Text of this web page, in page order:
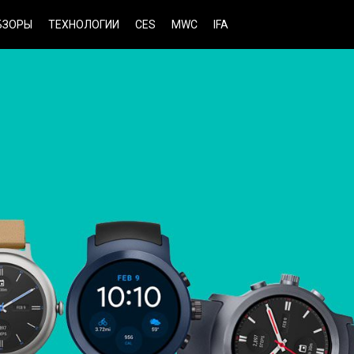
ТЕХНОЛОГИИ CES MWC IFA